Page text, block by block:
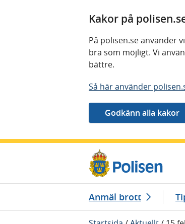
Kakor på
På polisen.se använder
bra som möjligt. Vi
bättre.
Så här använder
Anmäl brott